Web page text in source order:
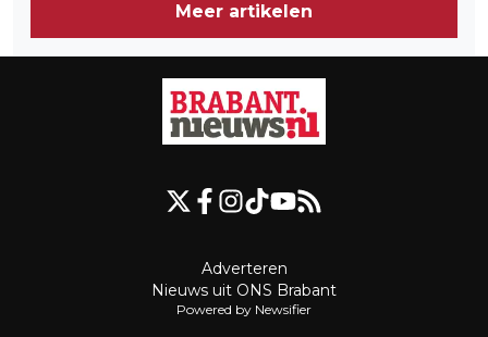
Meer artikelen
Adverteren
Nieuws uit ONS Brabant
Powered by Newsifier